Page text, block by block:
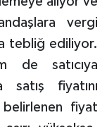
vergi
tebliğ ediliyor.
de satıcıya
satış fiyatını
fiyat